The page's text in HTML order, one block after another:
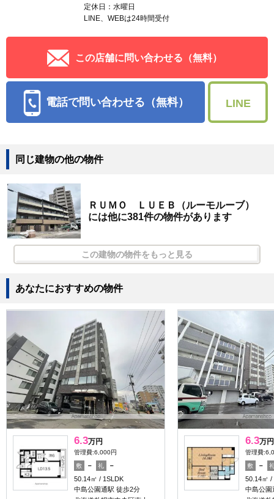
定休日：水曜日
LINE、WEBは24時間受付
この店舗に問い合わせる（無料）
電話で問い合わせる（無料） LINE
同じ建物の他の物件
ＲＵＭＯ ＬＵＥＢ（ルーモルーブ）
には他に381件の物件があります
この建物の物件をもっと見る
あなたにおすすめの物件
6.3万円
管理費:6,000円
敷 － 礼
－
50.14㎡
1SLDK
中島公園通駅 徒歩2分
6.3万円
管理費
敷 －
50.14㎡
中島公園